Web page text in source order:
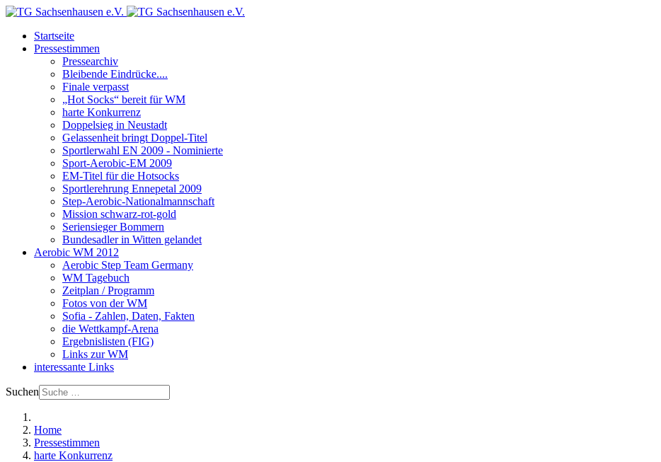
Startseite
Pressestimmen
Pressearchiv
Bleibende Eindrücke....
Finale verpasst
„Hot Socks“ bereit für WM
harte Konkurrenz
Doppelsieg in Neustadt
Gelassenheit bringt Doppel-Titel
Sportlerwahl EN 2009 - Nominierte
Sport-Aerobic-EM 2009
EM-Titel für die Hotsocks
Sportlerehrung Ennepetal 2009
Step-Aerobic-Nationalmannschaft
Mission schwarz-rot-gold
Seriensieger Bommern
Bundesadler in Witten gelandet
Aerobic WM 2012
Aerobic Step Team Germany
WM Tagebuch
Zeitplan / Programm
Fotos von der WM
Sofia - Zahlen, Daten, Fakten
die Wettkampf-Arena
Ergebnislisten (FIG)
Links zur WM
interessante Links
Suchen
Home
Pressestimmen
harte Konkurrenz